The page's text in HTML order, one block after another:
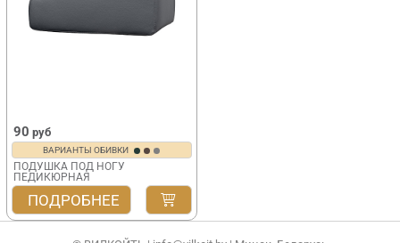
90 руб
ВАРИАНТЫ ОБИВКИ
ПОДУШКА ПОД НОГУ
ПЕДИКЮРНАЯ
VLK 700
ПОДРОБНЕЕ